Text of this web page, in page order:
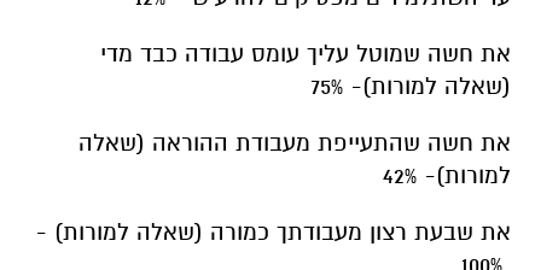
את חשה שמוטל עליך עומס עבודה כבד מדי
(שאלה למורות)- 75%
את חשה שהתעייפת מעבודת ההוראה (שאלה
למורות)- 42%
את שבעת רצון מעבודתך כמורה (שאלה למורות) -